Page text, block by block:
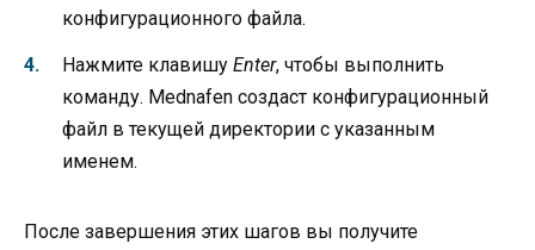
конфигурационного файла.
Нажмите клавишу Enter, чтобы выполнить
команду. Mednafen создаст конфигурационный
файл в текущей директории с указанным
именем.
После завершения этих шагов вы получите